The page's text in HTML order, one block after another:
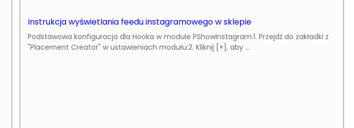
Instrukcja wyświetlania feedu instagramowego w sklepie
Podstawowa konfiguracja dla Hooka w module PShowInstagram:1. Przejdź do zakładki z
"Placement Creator" w ustawieniach modułu:2. Kliknij [+], aby ...